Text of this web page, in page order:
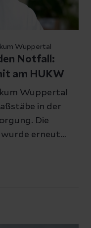
Wuppertal
Notfall:
am HUKW
Wuppertal
in der
Die
erneut
Damit